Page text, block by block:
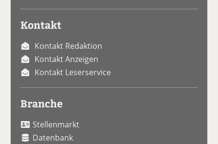
Kontakt
Kontakt Redaktion
Kontakt Anzeigen
Kontakt Leserservice
Branche
Stellenmarkt
Datenbank